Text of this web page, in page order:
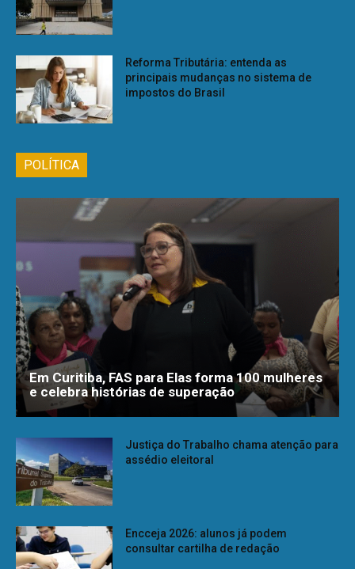
Reforma Tributária: entenda as
principais mudanças no sistema de
impostos do Brasil
POLÍTICA
Em Curitiba, FAS para Elas forma 100 mulheres
e celebra histórias de superação
Justiça do Trabalho chama atenção para
assédio eleitoral
Encceja 2026: alunos já podem
consultar cartilha de redação